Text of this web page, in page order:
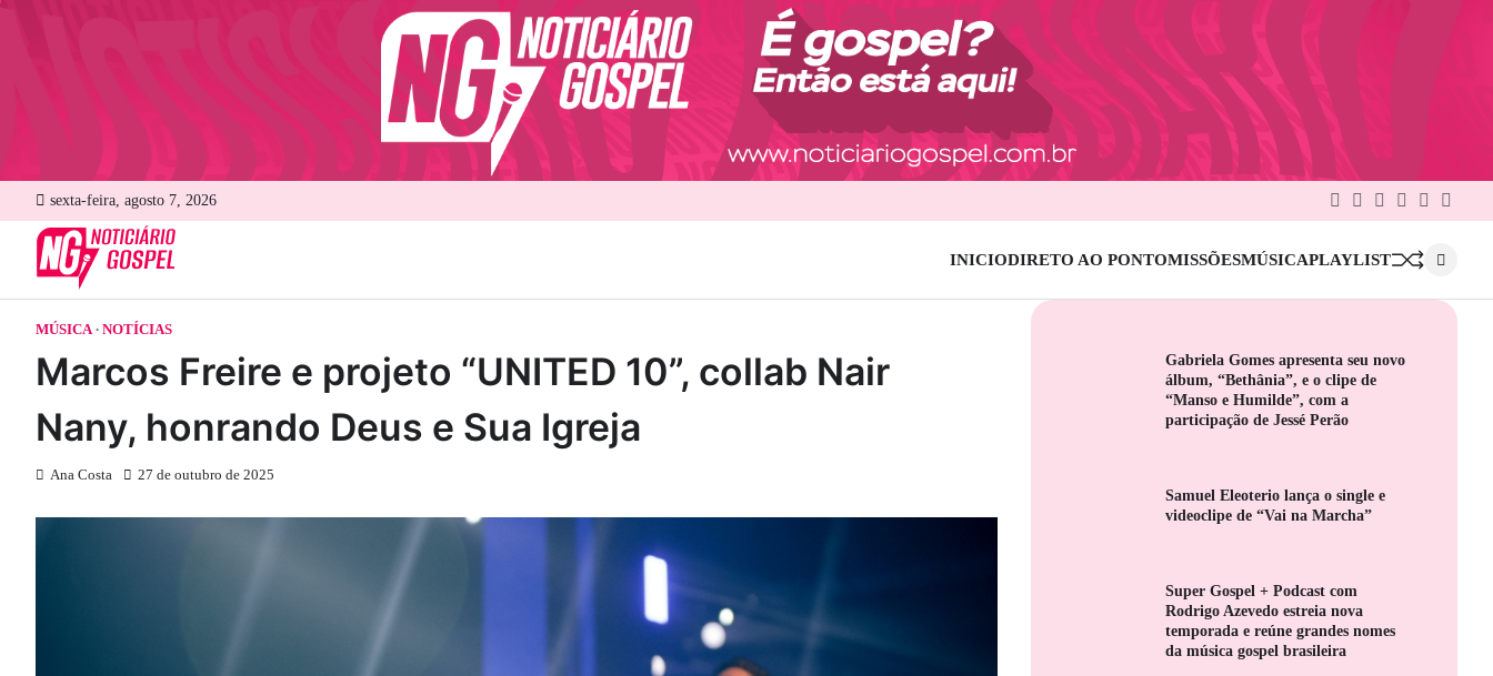
sexta-feira, agosto 7, 2026 Facebook
Twitter
Google
Linkedin
Pinterest
INICIODIRETO AO PONTOMISSÕESMÚSICAPLAYLIST
MÚSICA NOTÍCIAS
Marcos Freire e projeto “UNITED 10”, collab Nair
Nany, honrando Deus e Sua Igreja
Ana Costa 27 de outubro de 2025
Gabriela Gomes apresenta seu novo
álbum, “Bethânia”, e o clipe de
“Manso e Humilde”, com a
participação de Jessé Perão
Samuel Eleoterio lança o single e
videoclipe de “Vai na Marcha”
Super Gospel + Podcast com
Rodrigo Azevedo estreia nova
temporada e reúne grandes nomes
da música gospel brasileira